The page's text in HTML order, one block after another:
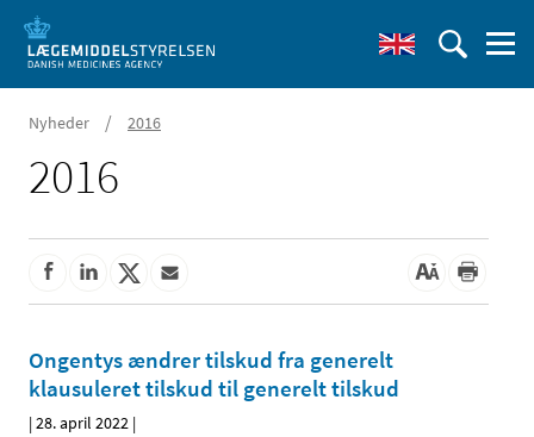
Nyheder / 2016
2016
Ongentys ændrer tilskud fra generelt
klausuleret tilskud til generelt tilskud
|28. april 2022 |